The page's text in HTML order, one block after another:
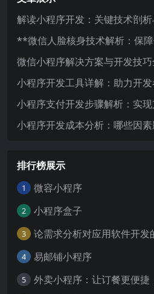
解读小程序开发：关键技术剖
**微信人脸核身技术解析：保
微信小程序解决方案与开发技
小程序开发工具详解：助力开
小程序支付开发步骤解析：实
小程序开发成本分析：哪些因
排行榜展示
1 微容小程序
2 小程序盒子
3 论需求分析对应用软件开发
4 易邮铺小程序
5 外卖小程序：让订餐更便捷